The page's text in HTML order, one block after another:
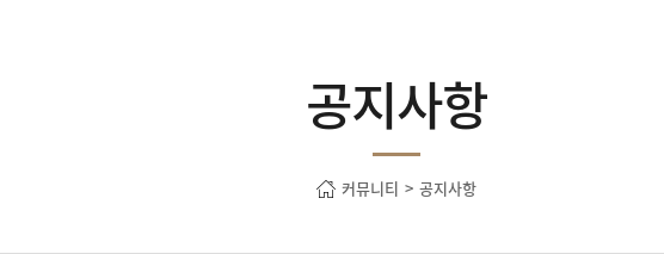
공지사항
커뮤니티 > 공지사항